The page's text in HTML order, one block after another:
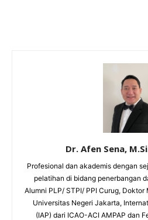
Dr. Afen Sena,
Profesional dan akademis dengan
pelatihan di bidang penerbangan
Alumni PLP/ STPI/ PPI Curug,
Universitas Negeri Jakarta,
(IAP) dari ICAO-ACI AMPAP dan